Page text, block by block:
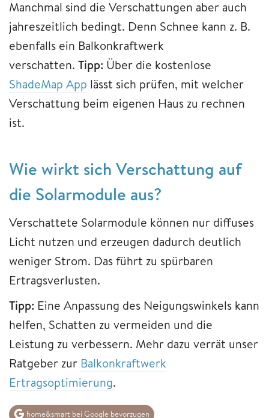
Manchmal sind die Verschattungen aber auch
jahreszeitlich bedingt. Denn Schnee kann z. B.
ebenfalls ein Balkonkraftwerk
verschatten. Tipp: Über die kostenlose
ShadeMap App lässt sich prüfen, mit welcher
Verschattung beim eigenen Haus zu rechnen
ist.
Wie wirkt sich Verschattung auf
die Solarmodule aus?
Verschattete Solarmodule können nur diffuses
Licht nutzen und erzeugen dadurch deutlich
weniger Strom. Das führt zu spürbaren
Ertragsverlusten.
Tipp: Eine Anpassung des Neigungswinkels kann
helfen, Schatten zu vermeiden und die
Leistung zu verbessern. Mehr dazu verrät unser
Ratgeber zur Balkonkraftwerk
Ertragsoptimierung.
home&smart bei Google bevorzugen